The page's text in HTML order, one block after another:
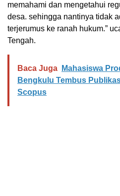
memahami dan mengetahui
desa. sehingga nantinya tidak
terjerumus ke ranah hukum.”
Tengah.
Baca Juga
Mahasiswa
Bengkulu Tembus
Scopus